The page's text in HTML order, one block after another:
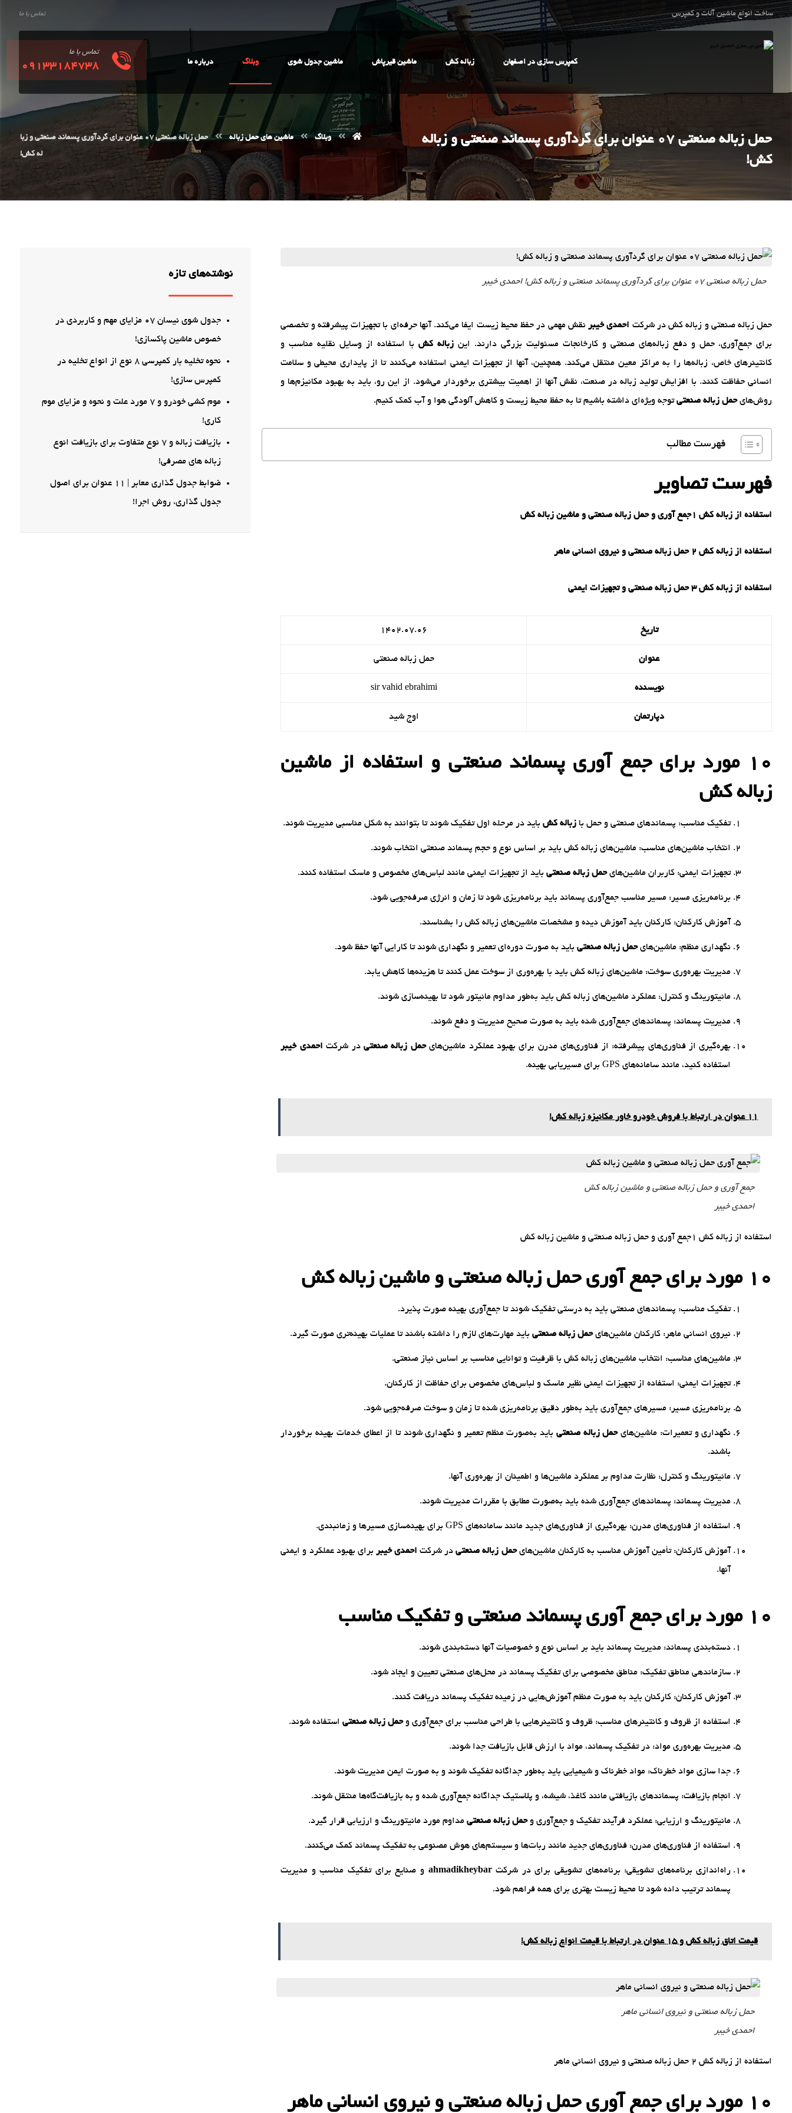
ساخت انواع ماشین آلات و کمپرس تماس با ما
کمپرس سازی در اصفهان زباله کش ماشین قیرپاش ماشین جدول شوی وبلاگ درباره ما
تماس با ما
09133184738
حمل زباله صنعتی 07 عنوان برای گردآوری پسماند صنعتی و زباله
کش!
وبلاگ ماشین های حمل زباله
حمل زباله صنعتی 07 عنوان برای گردآوری پسماند صنعتی و زبا
له کش!
حمل زباله صنعتی 07 عنوان برای گردآوری پسماند صنعتی و زباله کش! احمدی خیبر
حمل زباله صنعتی و زباله کش در شرکت احمدی خیبر نقش مهمی در حفظ محیط زیست ایفا می‌کند. آنها حرفه‌ای با تجهیزات پیشرفته و تخصصی
برای جمع‌آوری، حمل و دفع زباله‌های صنعتی و کارخانجات مسئولیت بزرگی دارند. اینزباله کش‌ با استفاده از وسایل نقلیه مناسب و
کانتینرهای خاص، زباله‌ها را به مراکز معین منتقل می‌کند. همچنین، آنها از تجهیزات ایمنی استفاده می‌کنند تا از پایداری محیطی و سلامت
انسانی حفاظت کنند. با افزایش تولید زباله در صنعت، نقش آنها از اهمیت بیشتری برخوردار می‌شود. از این رو، باید به بهبود مکانیزم‌ها و
روش‌هایحمل زباله صنعتیتوجه ویژه‌ای داشته باشیم تا به حفظ محیط زیست و کاهش آلودگی هوا و آب کمک کنیم.
فهرست مطالب
فهرست تصاویر
استفاده از زباله کش 1جمع آوری و حمل زباله صنعتی و ماشین زباله کش
استفاده از زباله کش 2 حمل زباله صنعتی و نیروی انسانی ماهر
استفاده از زباله کش 3 حمل زباله صنعتی و تجهیزات ایمنی
تاریخ 1402.07.06
عنوان حمل زباله صنعتی
نویسنده sir vahid ebrahimi
دپارتمان اوج شید
10 مورد برای جمع آوری پسماند صنعتی و استفاده از ماشین
زباله کش
تفکیک مناسب: پسماندهای صنعتی و حمل با زباله کش‌باید در مرحله اول تفکیک شوند تا بتوانند به شکل مناسبی مدیریت شوند.
انتخاب ماشین‌های مناسب: ماشین‌های زباله کش باید بر اساس نوع و حجم پسماند صنعتی انتخاب شوند.
تجهیزات ایمنی: کاربران ماشین‌هایحمل زباله صنعتیباید از تجهیزات ایمنی مانند لباس‌های مخصوص و ماسک استفاده کنند.
برنامه‌ریزی مسیر: مسیر مناسب جمع‌آوری پسماند باید برنامه‌ریزی شود تا زمان و انرژی صرفه‌جویی شود.
آموزش کارکنان: کارکنان باید آموزش دیده و مشخصات ماشین‌های زباله کش را بشناسند.
نگهداری منظم: ماشین‌هایحمل زباله صنعتیباید به صورت دوره‌ای تعمیر و نگهداری شوند تا کارایی آنها حفظ شود.
مدیریت بهره‌وری سوخت: ماشین‌های زباله کش باید با بهره‌وری از سوخت عمل کنند تا هزینه‌ها کاهش یابد.
مانیتورینگ و کنترل: عملکرد ماشین‌های زباله کش باید به‌طور مداوم مانیتور شود تا بهینه‌سازی شوند.
مدیریت پسماند: پسماندهای جمع‌آوری شده باید به صورت صحیح مدیریت و دفع شوند.
بهره‌گیری از فناوری‌های پیشرفته: از فناوری‌های مدرن برای بهبود عملکرد ماشین‌هایحمل زباله صنعتی در شرکت احمدی خیبر
استفاده کنید، مانند سامانه‌های GPS برای مسیریابی بهینه.
11 عنوان در ارتباط با فروش خودرو خاور مکانیزه زباله کش!
جمع آوری و حمل زباله صنعتی و ماشین زباله کش
احمدی خیبر
استفاده از زباله کش 1جمع آوری و حمل زباله صنعتی و ماشین زباله کش
10 مورد برای جمع آوری حمل زباله صنعتی و ماشین زباله کش
تفکیک مناسب: پسماندهای صنعتی باید به درستی تفکیک شوند تا جمع‌آوری بهینه صورت پذیرد.
نیروی انسانی ماهر: کارکنان ماشین‌هایحمل زباله صنعتیباید مهارت‌های لازم را داشته باشند تا عملیات بهینه‌تری صورت گیرد.
ماشین‌های مناسب: انتخاب ماشین‌های زباله کش با ظرفیت و توانایی مناسب بر اساس نیاز صنعتی.
تجهیزات ایمنی: استفاده از تجهیزات ایمنی نظیر ماسک و لباس‌های مخصوص برای حفاظت از کارکنان.
برنامه‌ریزی مسیر: مسیرهای جمع‌آوری باید به‌طور دقیق برنامه‌ریزی شده تا زمان و سوخت صرفه‌جویی شود.
نگهداری و تعمیرات: ماشین‌هایحمل زباله صنعتی باید به‌صورت منظم تعمیر و نگهداری شوند تا از اعطای خدمات بهینه برخوردار
باشند.
مانیتورینگ و کنترل: نظارت مداوم بر عملکرد ماشین‌ها و اطمینان از بهره‌وری آنها.
مدیریت پسماند: پسماندهای جمع‌آوری شده باید به‌صورت مطابق با مقررات مدیریت شوند.
استفاده از فناوری‌های مدرن: بهره‌گیری از فناوری‌های جدید مانند سامانه‌های GPS برای بهینه‌سازی مسیرها و زمانبندی.
آموزش کارکنان: تأمین آموزش مناسب به کارکنان ماشین‌هایحمل زباله صنعتیدر شرکت احمدی خیبر برای بهبود عملکرد و ایمنی
آنها.
10 مورد برای جمع آوری پسماند صنعتی و تفکیک مناسب
دسته‌بندی پسماند: مدیریت پسماند باید بر اساس نوع و خصوصیات آنها دسته‌بندی شوند.
سازماندهی مناطق تفکیک: مناطق مخصوصی برای تفکیک پسماند در محل‌های صنعتی تعیین و ایجاد شود.
آموزش کارکنان: کارکنان باید به صورت منظم آموزش‌هایی در زمینه تفکیک پسماند دریافت کنند.
استفاده از ظروف و کانتینرهای مناسب: ظروف و کانتینرهایی با طراحی مناسب برای جمع‌آوری وحمل زباله صنعتیاستفاده شوند.
مدیریت بهره‌وری مواد: در تفکیک پسماند، مواد با ارزش قابل بازیافت جدا شوند.
جدا سازی مواد خطرناک: مواد خطرناک و شیمیایی باید به‌طور جداگانه تفکیک شوند و به صورت ایمن مدیریت شوند.
انجام بازیافت: پسماندهای بازیافتی مانند کاغذ، شیشه، و پلاستیک جداگانه جمع‌آوری شده و به بازیافت‌گاه‌ها منتقل شوند.
مانیتورینگ و ارزیابی: عملکرد فرآیند تفکیک و جمع‌آوری وحمل زباله صنعتیمداوم مورد مانیتورینگ و ارزیابی قرار گیرد.
استفاده از فناوری‌های مدرن: فناوری‌های جدید مانند ربات‌ها و سیستم‌های هوش مصنوعی به تفکیک پسماند کمک می‌کنند.
راه‌اندازی برنامه‌های تشویقی: برنامه‌های تشویقی برای در شرکتahmadikheybar و صنایع برای تفکیک مناسب و مدیریت
پسماند ترتیب داده شود تا محیط زیست بهتری برای همه فراهم شود.
قیمت اتاق زباله کش و 15 عنوان در ارتباط با قیمت انواع زباله کش!
حمل زباله صنعتی و نیروی انسانی ماهر
احمدی خیبر
استفاده از زباله کش 2 حمل زباله صنعتی و نیروی انسانی ماهر
10 مورد برای جمع آوری حمل زباله صنعتی و نیروی انسانی ماهر
نوشته‌های تازه
جدول شوی نیسان 07 مزایای مهم و کاربردی در
خصوص ماشین پاکسازی!
نحوه تخلیه بار کمپرسی 8 نوع از انواع تخلیه در
کمپرس سازی!
موم کشی خودرو و 7 مورد علت و نحوه و مزایای موم
کاری!
بازیافت زباله و 7 نوع متفاوت برای بازیافت انوع
زباله های مصرفی!
ضوابط جدول گذاری معابر | 11 عنوان برای اصول
جدول گذاری، روش اجرا!